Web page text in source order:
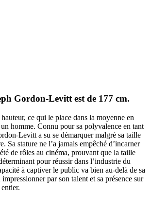
Gordon-Levitt est de 177 cm.
ce qui le place dans la moyenne en
homme. Connu pour sa polyvalence en tant
Levitt a su se démarquer malgré sa taille
Sa stature ne l’a jamais empêché d’incarner
de rôles au cinéma, prouvant que la taille
pour réussir dans l’industrie du
à captiver le public va bien au-delà de sa
par son talent et sa présence sur